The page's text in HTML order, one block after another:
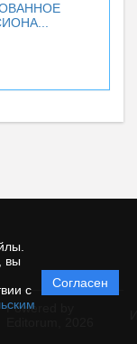
вы
с
Согласен
Powered by